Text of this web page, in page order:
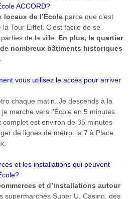
ACCORD?
locaux de l’École parce que c’est
Tour Eiffel. C’est facile de se
de la ville. En plus, le quartier
nombreux bâtiments historiques
vous utilisez le accès pour arriver
chaque matin. Je descends à la
marche vers l’École en 5 minutes.
complet est environ de 35 minutes
de lignes de métro: la 7 à Place
et les installations qui peuvent
et d’installations autour
supermarchés Super U, Casino, des